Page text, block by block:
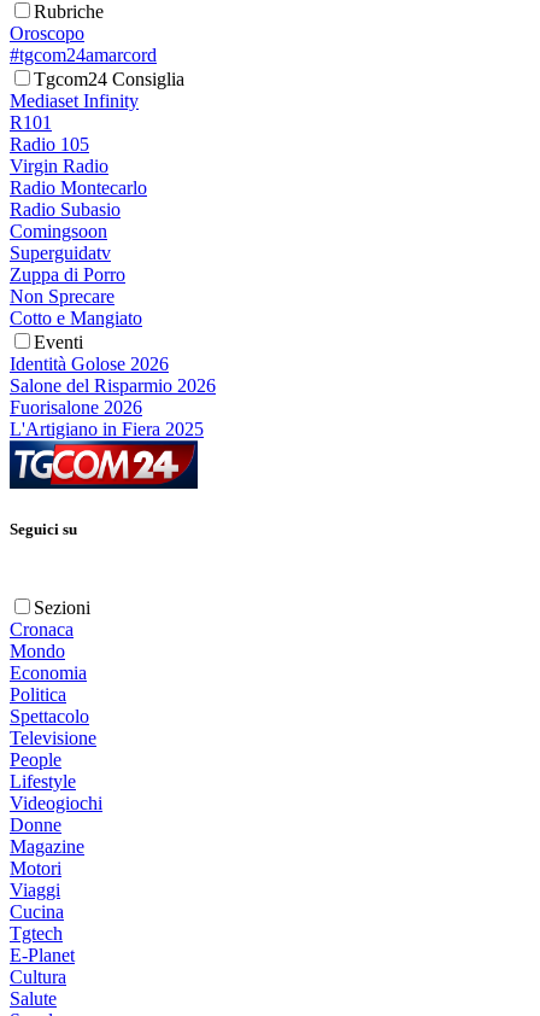
Rubriche
Oroscopo
#tgcom24amarcord
Tgcom24 Consiglia
Mediaset Infinity
R101
Radio 105
Virgin Radio
Radio Montecarlo
Radio Subasio
Comingsoon
Superguidatv
Zuppa di Porro
Non Sprecare
Cotto e Mangiato
Eventi
Identità Golose 2026
Salone del Risparmio 2026
Fuorisalone 2026
L'Artigiano in Fiera 2025
Seguici su
Sezioni
Cronaca
Mondo
Economia
Politica
Spettacolo
Televisione
People
Lifestyle
Videogiochi
Donne
Magazine
Motori
Viaggi
Cucina
Tgtech
E-Planet
Cultura
Salute